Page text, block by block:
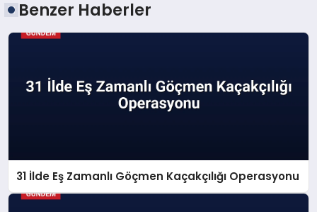
Benzer Haberler
31 İlde Eş Zamanlı Göçmen Kaçakçılığı Operasyonu